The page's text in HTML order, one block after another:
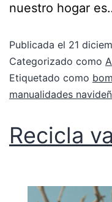
nuestro hogar
Publicada el 21
Categorizado como
Etiquetado como
manualidades
Recicla